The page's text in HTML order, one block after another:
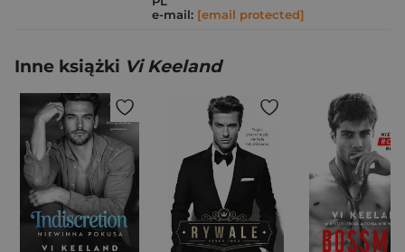
e-mail: [email protected]
Inne książki Vi Keeland